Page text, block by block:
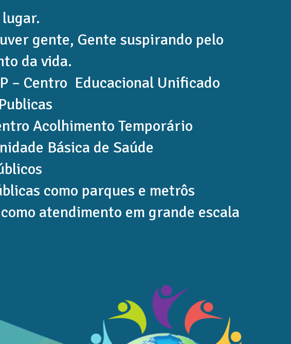
gente, Gente suspirando pelo
da vida.
– Centro Educacional Unificado
Acolhimento Temporário
Básica de Saúde
como parques e metrôs
atendimento em grande escala